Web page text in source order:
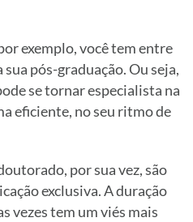
exemplo, você tem entre
sua pós-graduação. Ou seja,
se tornar especialista na
eficiente, no seu ritmo de
por sua vez, são
exclusiva. A duração
vezes tem um viés mais